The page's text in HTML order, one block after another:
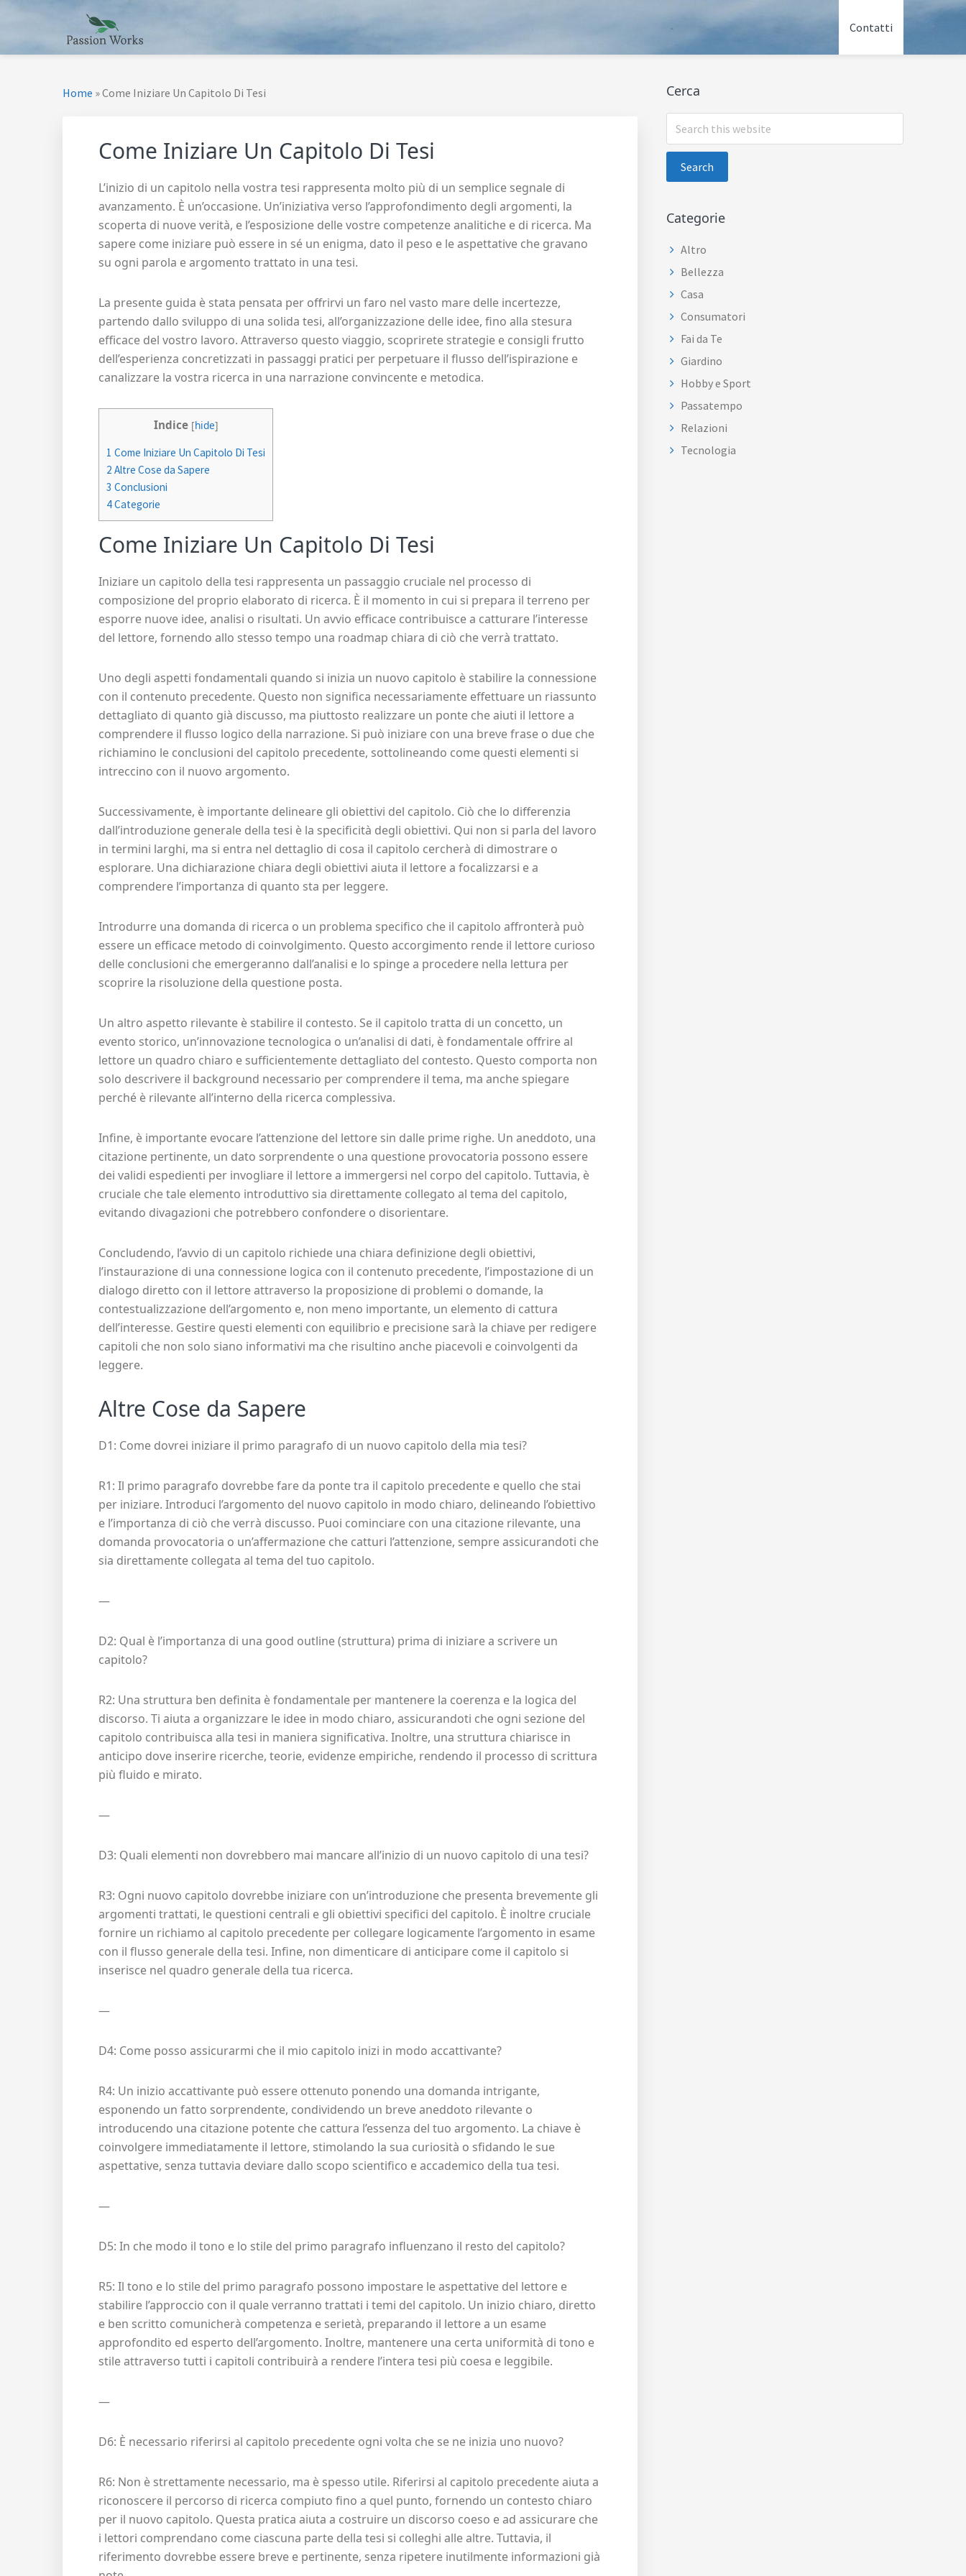
PASSION WORKS
Guide per le tue Passioni
Contatti
Home »Come Iniziare Un Capitolo Di Tesi
Come Iniziare Un Capitolo Di Tesi
L’inizio di un capitolo nella vostra tesi rappresenta molto più di un semplice segnale di
avanzamento. È un’occasione. Un’iniziativa verso l’approfondimento degli argomenti, la
scoperta di nuove verità, e l’esposizione delle vostre competenze analitiche e di ricerca. Ma
sapere come iniziare può essere in sé un enigma, dato il peso e le aspettative che gravano
su ogni parola e argomento trattato in una tesi.
La presente guida è stata pensata per offrirvi un faro nel vasto mare delle incertezze,
partendo dallo sviluppo di una solida tesi, all’organizzazione delle idee, fino alla stesura
efficace del vostro lavoro. Attraverso questo viaggio, scoprirete strategie e consigli frutto
dell’esperienza concretizzati in passaggi pratici per perpetuare il flusso dell’ispirazione e
canalizzare la vostra ricerca in una narrazione convincente e metodica.
Indice [hide]
1 Come Iniziare Un Capitolo Di Tesi
2 Altre Cose da Sapere
3 Conclusioni
4Categorie
Come Iniziare Un Capitolo Di Tesi
Iniziare un capitolo della tesi rappresenta un passaggio cruciale nel processo di
composizione del proprio elaborato di ricerca. È il momento in cui si prepara il terreno per
esporre nuove idee, analisi o risultati. Un avvio efficace contribuisce a catturare l’interesse
del lettore, fornendo allo stesso tempo una roadmap chiara di ciò che verrà trattato.
Uno degli aspetti fondamentali quando si inizia un nuovo capitolo è stabilire la connessione
con il contenuto precedente. Questo non significa necessariamente effettuare un riassunto
dettagliato di quanto già discusso, ma piuttosto realizzare un ponte che aiuti il lettore a
comprendere il flusso logico della narrazione. Si può iniziare con una breve frase o due che
richiamino le conclusioni del capitolo precedente, sottolineando come questi elementi si
intreccino con il nuovo argomento.
Successivamente, è importante delineare gli obiettivi del capitolo. Ciò che lo differenzia
dall’introduzione generale della tesi è la specificità degli obiettivi. Qui non si parla del lavoro
in termini larghi, ma si entra nel dettaglio di cosa il capitolo cercherà di dimostrare o
esplorare. Una dichiarazione chiara degli obiettivi aiuta il lettore a focalizzarsi e a
comprendere l’importanza di quanto sta per leggere.
Introdurre una domanda di ricerca o un problema specifico che il capitolo affronterà può
essere un efficace metodo di coinvolgimento. Questo accorgimento rende il lettore curioso
delle conclusioni che emergeranno dall’analisi e lo spinge a procedere nella lettura per
scoprire la risoluzione della questione posta.
Un altro aspetto rilevante è stabilire il contesto. Se il capitolo tratta di un concetto, un
evento storico, un’innovazione tecnologica o un’analisi di dati, è fondamentale offrire al
lettore un quadro chiaro e sufficientemente dettagliato del contesto. Questo comporta non
solo descrivere il background necessario per comprendere il tema, ma anche spiegare
perché è rilevante all’interno della ricerca complessiva.
Infine, è importante evocare l’attenzione del lettore sin dalle prime righe. Un aneddoto, una
citazione pertinente, un dato sorprendente o una questione provocatoria possono essere
dei validi espedienti per invogliare il lettore a immergersi nel corpo del capitolo. Tuttavia, è
cruciale che tale elemento introduttivo sia direttamente collegato al tema del capitolo,
evitando divagazioni che potrebbero confondere o disorientare.
Concludendo, l’avvio di un capitolo richiede una chiara definizione degli obiettivi,
l’instaurazione di una connessione logica con il contenuto precedente, l’impostazione di un
dialogo diretto con il lettore attraverso la proposizione di problemi o domande, la
contestualizzazione dell’argomento e, non meno importante, un elemento di cattura
dell’interesse. Gestire questi elementi con equilibrio e precisione sarà la chiave per redigere
capitoli che non solo siano informativi ma che risultino anche piacevoli e coinvolgenti da
leggere.
Altre Cose da Sapere
D1: Come dovrei iniziare il primo paragrafo di un nuovo capitolo della mia tesi?
R1: Il primo paragrafo dovrebbe fare da ponte tra il capitolo precedente e quello che stai
per iniziare. Introduci l’argomento del nuovo capitolo in modo chiaro, delineando l’obiettivo
e l’importanza di ciò che verrà discusso. Puoi cominciare con una citazione rilevante, una
domanda provocatoria o un’affermazione che catturi l’attenzione, sempre assicurandoti che
sia direttamente collegata al tema del tuo capitolo.
—
D2: Qual è l’importanza di una good outline (struttura) prima di iniziare a scrivere un
capitolo?
R2: Una struttura ben definita è fondamentale per mantenere la coerenza e la logica del
discorso. Ti aiuta a organizzare le idee in modo chiaro, assicurandoti che ogni sezione del
capitolo contribuisca alla tesi in maniera significativa. Inoltre, una struttura chiarisce in
anticipo dove inserire ricerche, teorie, evidenze empiriche, rendendo il processo di scrittura
più fluido e mirato.
—
D3: Quali elementi non dovrebbero mai mancare all’inizio di un nuovo capitolo di una tesi?
R3: Ogni nuovo capitolo dovrebbe iniziare con un’introduzione che presenta brevemente gli
argomenti trattati, le questioni centrali e gli obiettivi specifici del capitolo. È inoltre cruciale
fornire un richiamo al capitolo precedente per collegare logicamente l’argomento in esame
con il flusso generale della tesi. Infine, non dimenticare di anticipare come il capitolo si
inserisce nel quadro generale della tua ricerca.
—
D4: Come posso assicurarmi che il mio capitolo inizi in modo accattivante?
R4: Un inizio accattivante può essere ottenuto ponendo una domanda intrigante,
esponendo un fatto sorprendente, condividendo un breve aneddoto rilevante o
introducendo una citazione potente che cattura l’essenza del tuo argomento. La chiave è
coinvolgere immediatamente il lettore, stimolando la sua curiosità o sfidando le sue
aspettative, senza tuttavia deviare dallo scopo scientifico e accademico della tua tesi.
—
D5: In che modo il tono e lo stile del primo paragrafo influenzano il resto del capitolo?
R5: Il tono e lo stile del primo paragrafo possono impostare le aspettative del lettore e
stabilire l’approccio con il quale verranno trattati i temi del capitolo. Un inizio chiaro, diretto
e ben scritto comunicherà competenza e serietà, preparando il lettore a un esame
approfondito ed esperto dell’argomento. Inoltre, mantenere una certa uniformità di tono e
stile attraverso tutti i capitoli contribuirà a rendere l’intera tesi più coesa e leggibile.
—
D6: È necessario riferirsi al capitolo precedente ogni volta che se ne inizia uno nuovo?
R6: Non è strettamente necessario, ma è spesso utile. Riferirsi al capitolo precedente aiuta a
riconoscere il percorso di ricerca compiuto fino a quel punto, fornendo un contesto chiaro
per il nuovo capitolo. Questa pratica aiuta a costruire un discorso coeso e ad assicurare che
i lettori comprendano come ciascuna parte della tesi si colleghi alle altre. Tuttavia, il
riferimento dovrebbe essere breve e pertinente, senza ripetere inutilmente informazioni già
Primary
Sidebar
Cerca
Search
this
Categorie
Altro
Bellezza
Casa
Consumatori
Fai da Te
Giardino
Hobby e Sport
Passatempo
Relazioni
Tecnologia